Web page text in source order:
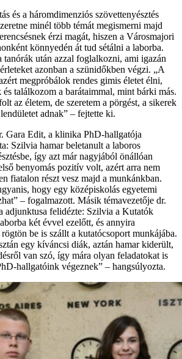
és a háromdimenziós szövettenyésztés
minél több témát megismerni majd
érzi magát, hiszen a Városmajori
könnyedén át tud sétálni a laborba.
után azzal foglalkozni, ami igazán
azonban a szünidőkben végzi. „A
megpróbálok rendes gimis életet élni,
és találkozom a barátaimmal, mint bárki más.
az életem, de szeretem a pörgést, a sikerek
adnak” – fejtette ki.
Gara Edit, a klinika PhD-hallgatója
Szilvia hamar beletanult a laboros
így azt már nagyjából önállóan
benyomás pozitív volt, azért arra nem
fiatalon részt vesz majd a munkánkban.
hogy egy középiskolás egyetemi
– fogalmazott. Másik témavezetője dr.
adjunktusa felidézte: Szilvia a Kutatók
két évvel ezelőtt, és annyira
be is szállt a kutatócsoport munkájába.
egy kíváncsi diák, aztán hamar kiderült,
van szó, így mára olyan feladatokat is
hallgatóink végeznek” – hangsúlyozta.